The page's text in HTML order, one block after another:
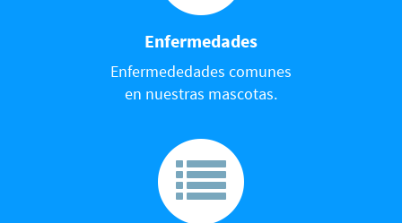
Enfermedades
Enfermededades comunes
en nuestras mascotas.